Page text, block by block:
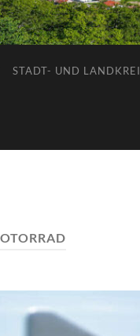
STADT- UND